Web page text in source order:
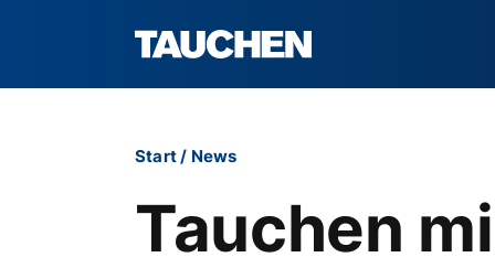
Start/ News
Tauchen